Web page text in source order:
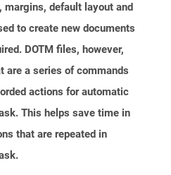
margins, default layout and
to create new documents
DOTM files, however,
are a series of commands
actions for automatic
This helps save time in
that are repeated in